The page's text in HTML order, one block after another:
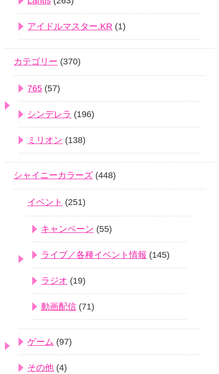
アイドルマスター.KR (1)
カテゴリー (370)
765 (57)
シンデレラ (196)
ミリオン (138)
シャイニーカラーズ (448)
イベント (251)
キャンペーン (55)
ライブ／各種イベント情報 (145)
ラジオ (19)
動画配信 (71)
ゲーム (97)
その他 (4)